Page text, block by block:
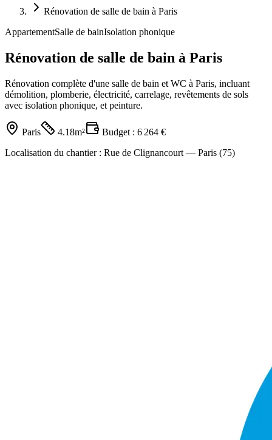
Rénovation de salle de bain à Paris
AppartementSalle de bainIsolation phonique
Rénovation de salle de bain à Paris
Rénovation complète d'une salle de bain et WC à Paris, incluant
démolition, plomberie, électricité, carrelage, revêtements de sols
avec isolation phonique, et peinture.
Paris 4.18m² Budget : 6 264 €
Localisation du chantier : Rue de Clignancourt — Paris (75)